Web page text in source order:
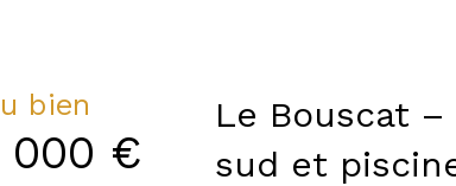
Le Bouscat
sud et
bien
000 €